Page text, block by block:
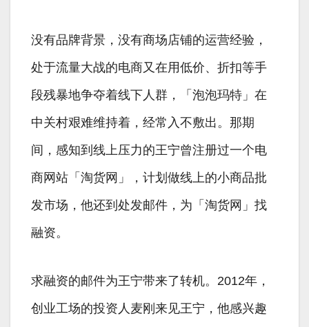
没有品牌背景，没有商场店铺的运营经验，
处于流量大战的电商又在用低价、折扣等手
段残暴地争夺着线下人群，「泡泡玛特」在
中关村艰难维持着，经常入不敷出。那期
间，感知到线上压力的王宁曾注册过一个电
商网站「淘货网」，计划做线上的小商品批
发市场，他还到处发邮件，为「淘货网」找
融资。
求融资的邮件为王宁带来了转机。2012年，
创业工场的投资人麦刚来见王宁，他感兴趣